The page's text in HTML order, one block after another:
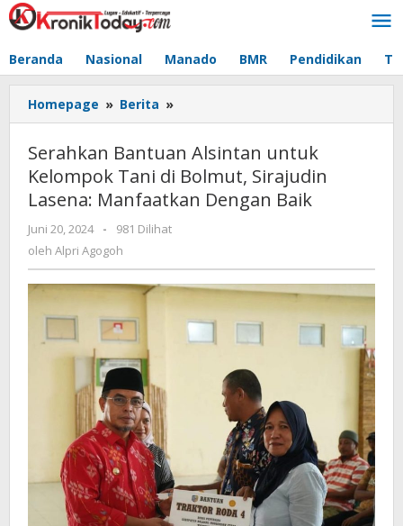
Lewati
ke
Beranda Nasional Manado BMR Pendidikan
Homepage » Berita »
Bantuan
Alsintan
untuk
Kelompok
Tani
Lasena:
Manfaatkan
Dengan
Baik
Serahkan Bantuan Alsintan untuk
Kelompok Tani di Bolmut, Sirajudin
Lasena: Manfaatkan Dengan Baik
Juni 20, 2024
oleh
Alpri
Agogoh
-
981 Dilihat
oleh Alpri Agogoh